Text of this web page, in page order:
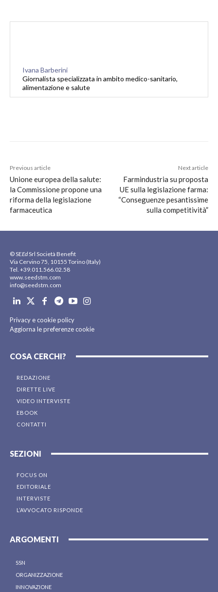
Ivana Barberini
Giornalista specializzata in ambito medico-sanitario,
alimentazione e salute
Previous article
Unione europea della salute:
la Commissione propone una
riforma della legislazione
farmaceutica
Next article
Farmindustria su proposta
UE sulla legislazione farma:
“Conseguenze pesantissime
sulla competitività”
© SEEdSrl Società Benefit
Via Cervino 75, 10155 Torino (Italy)
Tel. +39.011.566.02.58
www.seedstm.com
info@seedstm.com
Privacy e cookie policy
Aggiorna le preferenze cookie
COSA CERCHI?
REDAZIONE
DIRETTE LIVE
VIDEO INTERVISTE
EBOOK
CONTATTI
SEZIONI
FOCUS ON
EDITORIALE
INTERVISTE
L’AVVOCATO RISPONDE
ARGOMENTI
SSN
ORGANIZZAZIONE
INNOVAZIONE